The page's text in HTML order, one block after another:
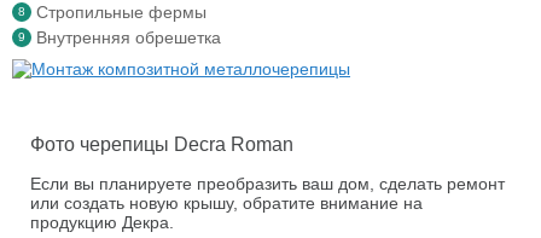
Стропильные фермы
Внутренняя обрешетка
Фото черепицы Decra Roman
Если вы планируете преобразить ваш дом, сделать ремонт
или создать новую крышу, обратите внимание на
продукцию Декра.